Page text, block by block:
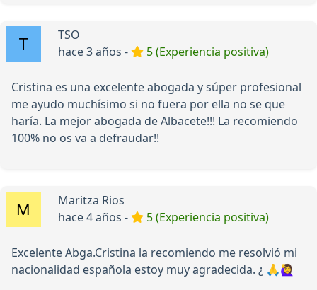
TSO
hace 3 años -
5 (Experiencia positiva)
Cristina es una excelente abogada y súper profesional
me ayudo muchísimo si no fuera por ella no se que
haría. La mejor abogada de Albacete!!! La recomiendo
100% no os va a defraudar!!
Maritza Rios
hace 4 años -
5 (Experiencia positiva)
Excelente Abga.Cristina la recomiendo me resolvió mi
nacionalidad española estoy muy agradecida. ¿ 🙏🙋‍♀️